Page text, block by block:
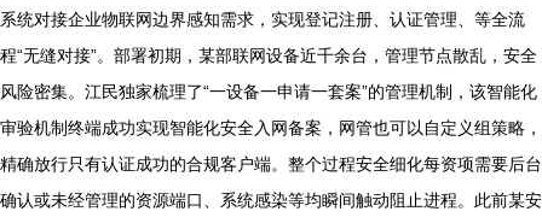
系统对接企业物联网边界感知需求，实现登记注册、认证管理、等全流
程“无缝对接”。部署初期，某部联网设备近千余台，管理节点散乱，安全
风险密集。江民独家梳理了“一设备一申请一套案”的管理机制，该智能化
审验机制终端成功实现智能化安全入网备案，网管也可以自定义组策略，
精确放行只有认证成功的合规客户端。整个过程安全细化每资项需要后台
确认或未经管理的资源端口、系统感染等均瞬间触动阻止进程。此前某安